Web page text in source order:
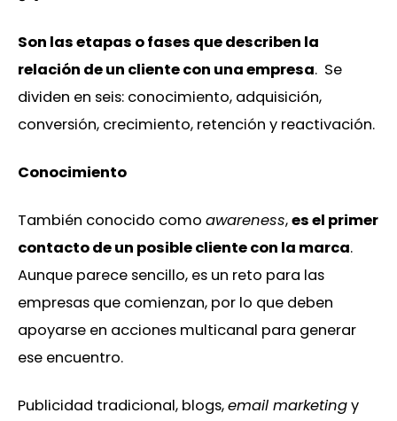
Son las etapas o fases que describen la
relación de un cliente con una empresa. Se
dividen en seis: conocimiento, adquisición,
conversión, crecimiento, retención y reactivación.
Conocimiento
También conocido como awareness,es el primer
contacto de un posible cliente con la marca.
Aunque parece sencillo, es un reto para las
empresas que comienzan, por lo que deben
apoyarse en acciones multicanal para generar
ese encuentro.
Publicidad tradicional, blogs,email marketingy